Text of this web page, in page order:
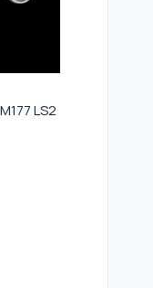
LS2